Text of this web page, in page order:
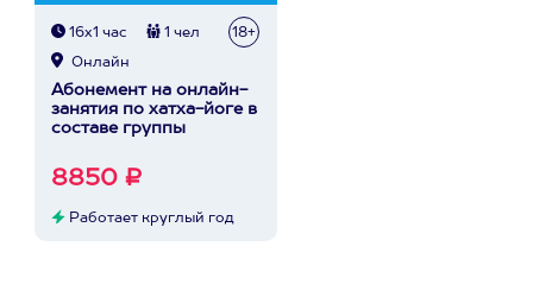
16х1 час 1 чел 18+
Онлайн
Абонемент на онлайн-
занятия по хатха-йоге в
составе группы
8850 ₽
Работает круглый год